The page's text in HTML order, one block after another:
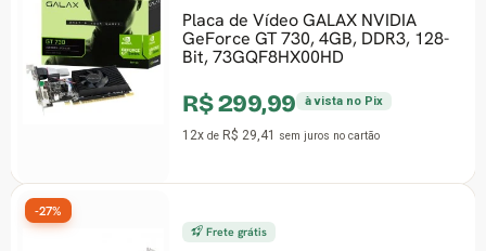
Placa de Vídeo GALAX NVIDIA
GeForce GT 730, 4GB, DDR3, 128-
Bit, 73GQF8HX00HD
R$ 299,99 à vista no Pix
12xdeR$ 29,41sem juros no cartão
Frete grátis
-27%